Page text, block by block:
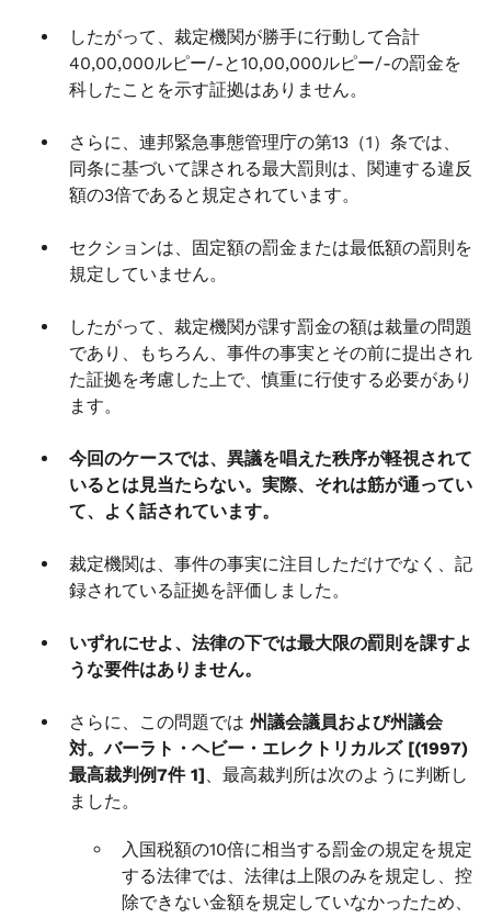
したがって、裁定機関が勝手に行動して合計
40,00,000ルピー/-と10,00,000ルピー/-の罰金を
科したことを示す証拠はありません。
さらに、連邦緊急事態管理庁の第13（1）条では、
同条に基づいて課される最大罰則は、関連する違反
額の3倍であると規定されています。
セクションは、固定額の罰金または最低額の罰則を
規定していません。
したがって、裁定機関が課す罰金の額は裁量の問題
であり、もちろん、事件の事実とその前に提出され
た証拠を考慮した上で、慎重に行使する必要があり
ます。
今回のケースでは、異議を唱えた秩序が軽視されて
いるとは見当たらない。実際、それは筋が通ってい
て、よく話されています。
裁定機関は、事件の事実に注目しただけでなく、記
録されている証拠を評価しました。
いずれにせよ、法律の下では最大限の罰則を課すよ
うな要件はありません。
さらに、この問題では 州議会議員および州議会
対。バーラト・ヘビー・エレクトリカルズ [(1997)
最高裁判例7件 1]、最高裁判所は次のように判断し
ました。
入国税額の10倍に相当する罰金の規定を規定
する法律では、法律は上限のみを規定し、控
除できない金額を規定していなかったため、